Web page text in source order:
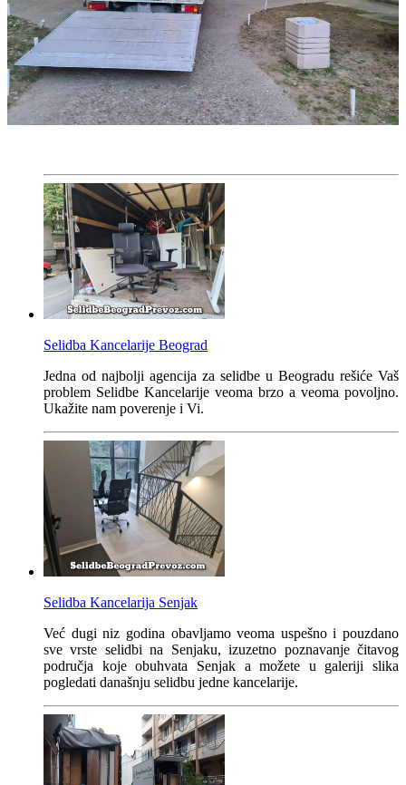
Selidba Kancelarije Beograd
Jedna od najbolji agencija za selidbe u Beogradu rešiće Vaš
problem Selidbe Kancelarije veoma brzo a veoma povoljno.
Ukažite nam poverenje i Vi.
Selidba Kancelarija Senjak
Već dugi niz godina obavljamo veoma uspešno i pouzdano
sve vrste selidbi na Senjaku, izuzetno poznavanje čitavog
područja koje obuhvata Senjak a možete u galeriji slika
pogledati današnju selidbu jedne kancelarije.